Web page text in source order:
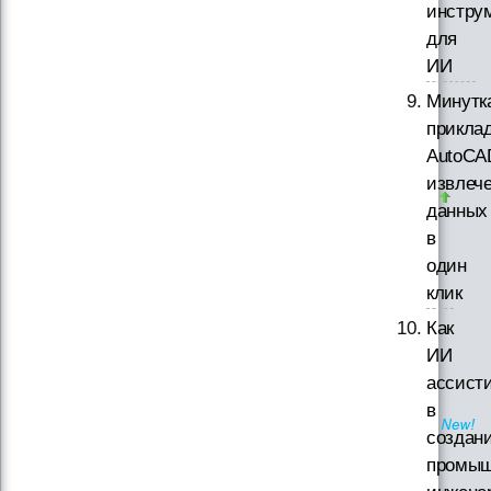
для
ИИ
данных
в
один
клик
Как
ИИ
в